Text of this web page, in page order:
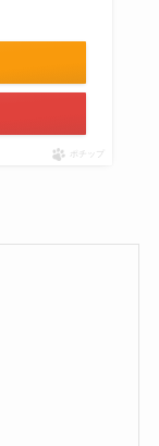
ポチップ